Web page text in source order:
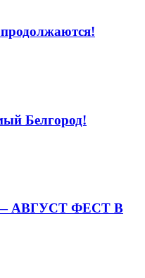
Белгород!
— АВГУСТ ФЕСТ В